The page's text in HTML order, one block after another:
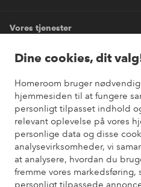
Dine cookies, dit
Homeroom bruger
hjemmesiden til at fungere
personligt tilpasset indhold
relevant oplevelse på vores
personlige data og disse
analysevirksomheder, vi
at analysere, hvordan du
fremme vores markedsføring,
personligt tilpassede
Vores tjenester
Vilkår
Venner
Sikre
Vil du vide mere om
elpy